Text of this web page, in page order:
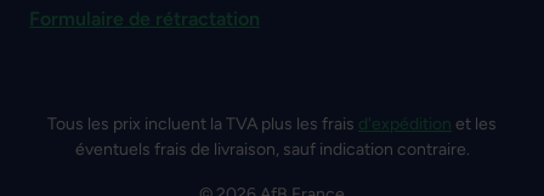
Formulaire de rétractation
Tous les prix incluent la TVA plus les frais d'expédition et les
éventuels frais de livraison, sauf indication contraire.